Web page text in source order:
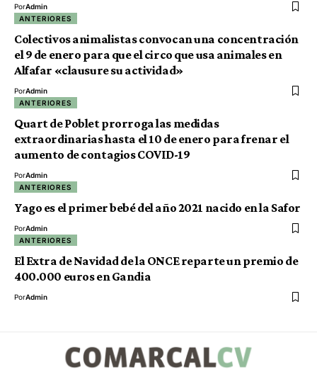
PorAdmin
ANTERIORES
Colectivos animalistas convocan una concentración
el 9 de enero para que el circo que usa animales en
Alfafar «clausure su actividad»
PorAdmin
ANTERIORES
Quart de Poblet prorroga las medidas
extraordinarias hasta el 10 de enero para frenar el
aumento de contagios COVID-19
PorAdmin
ANTERIORES
Yago es el primer bebé del año 2021 nacido en la Safor
PorAdmin
ANTERIORES
El Extra de Navidad de la ONCE reparte un premio de
400.000 euros en Gandia
PorAdmin